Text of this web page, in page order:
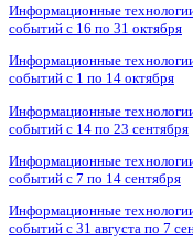
Информационные
событий с 16 по 31 октября
Информационные
событий с 1 по 14 октября
Информационные
событий с 14 по 23 сентября
Информационные
событий с 7 по 14 сентября
Информационные
событий с 31 августа по 7